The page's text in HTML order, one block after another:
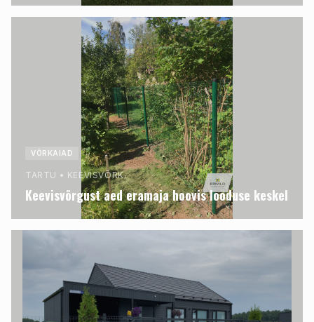
VÕRKAIAD
TARTU • KEEVISVÕRK.
Keevisvõrgust aed eramaja hoovis looduse keskel